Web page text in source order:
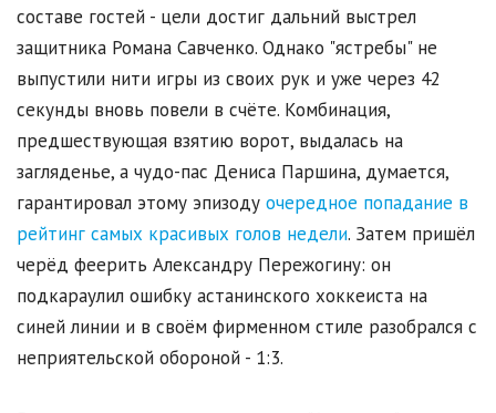
составе гостей - цели достиг дальний выстрел
защитника Романа Савченко. Однако "ястребы" не
выпустили нити игры из своих рук и уже через 42
секунды вновь повели в счёте. Комбинация,
предшествующая взятию ворот, выдалась на
загляденье, а чудо-пас Дениса Паршина, думается,
гарантировал этому эпизоду очередное попадание в
рейтинг самых красивых голов недели. Затем пришёл
черёд феерить Александру Пережогину: он
подкараулил ошибку астанинского хоккеиста на
синей линии и в своём фирменном стиле разобрался с
неприятельской обороной - 1:3.